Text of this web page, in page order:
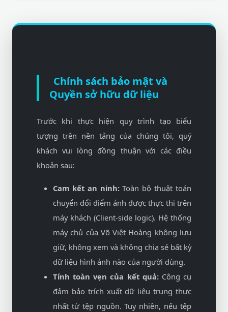
Chính sách bảo mật và
Quyền sở hữu dữ liệu
Trước khi thực hiện quy trình tạo biểu
tượng trên nền tảng của chúng tôi, quý
khách vui lòng đồng thuận với các điều
khoản sau:
Cam kết an ninh:Toàn bộ thuật toán
chuyển đổi điểm ảnh được thực thi trên
máy khách (Client-side logic). Hệ thống
máy chủ của Võ Việt Hoàng không lưu
giữ, không xem và không chia sẻ bất kỳ
dữ liệu hình ảnh nào của người dùng.
Tính toàn vẹn của kết quả:Công cụ
đảm bảo trích xuất dữ liệu trung thực
nhất từ tệp nguồn. Tuy nhiên, nếu tệp